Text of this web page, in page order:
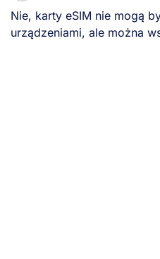
Nie, karty eSIM nie mogą
urządzeniami, ale można